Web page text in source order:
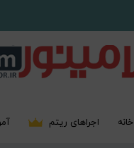
خانه اجراهای ریتم